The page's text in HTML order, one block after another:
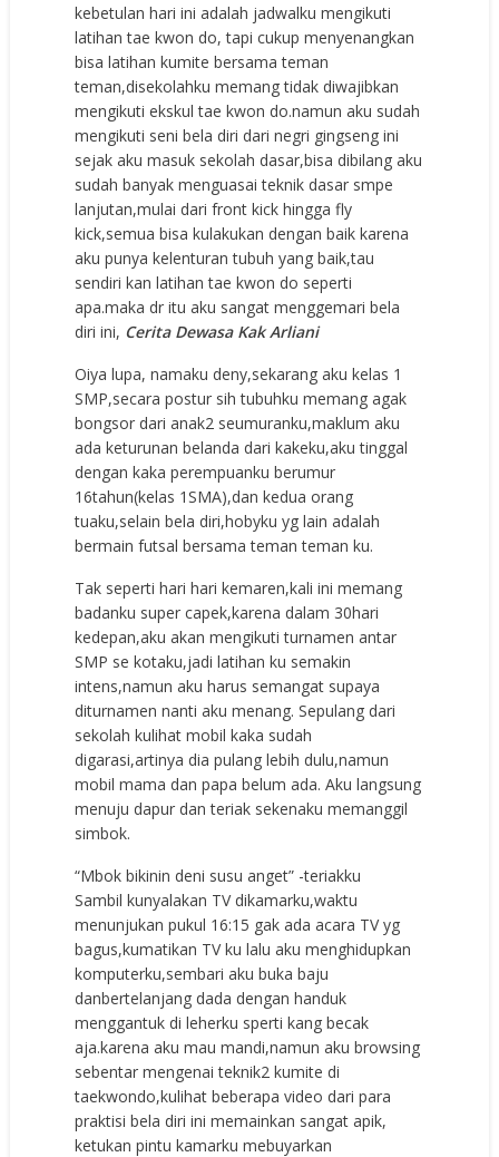
kebetulan hari ini adalah jadwalku mengikuti
latihan tae kwon do, tapi cukup menyenangkan
bisa latihan kumite bersama teman
teman,disekolahku memang tidak diwajibkan
mengikuti ekskul tae kwon do.namun aku sudah
mengikuti seni bela diri dari negri gingseng ini
sejak aku masuk sekolah dasar,bisa dibilang aku
sudah banyak menguasai teknik dasar smpe
lanjutan,mulai dari front kick hingga fly
kick,semua bisa kulakukan dengan baik karena
aku punya kelenturan tubuh yang baik,tau
sendiri kan latihan tae kwon do seperti
apa.maka dr itu aku sangat menggemari bela
diri ini, Cerita Dewasa Kak Arliani
Oiya lupa, namaku deny,sekarang aku kelas 1
SMP,secara postur sih tubuhku memang agak
bongsor dari anak2 seumuranku,maklum aku
ada keturunan belanda dari kakeku,aku tinggal
dengan kaka perempuanku berumur
16tahun(kelas 1SMA),dan kedua orang
tuaku,selain bela diri,hobyku yg lain adalah
bermain futsal bersama teman teman ku.
Tak seperti hari hari kemaren,kali ini memang
badanku super capek,karena dalam 30hari
kedepan,aku akan mengikuti turnamen antar
SMP se kotaku,jadi latihan ku semakin
intens,namun aku harus semangat supaya
diturnamen nanti aku menang. Sepulang dari
sekolah kulihat mobil kaka sudah
digarasi,artinya dia pulang lebih dulu,namun
mobil mama dan papa belum ada. Aku langsung
menuju dapur dan teriak sekenaku memanggil
simbok.
“Mbok bikinin deni susu anget” -teriakku
Sambil kunyalakan TV dikamarku,waktu
menunjukan pukul 16:15 gak ada acara TV yg
bagus,kumatikan TV ku lalu aku menghidupkan
komputerku,sembari aku buka baju
danbertelanjang dada dengan handuk
menggantuk di leherku sperti kang becak
aja.karena aku mau mandi,namun aku browsing
sebentar mengenai teknik2 kumite di
taekwondo,kulihat beberapa video dari para
praktisi bela diri ini memainkan sangat apik,
ketukan pintu kamarku mebuyarkan